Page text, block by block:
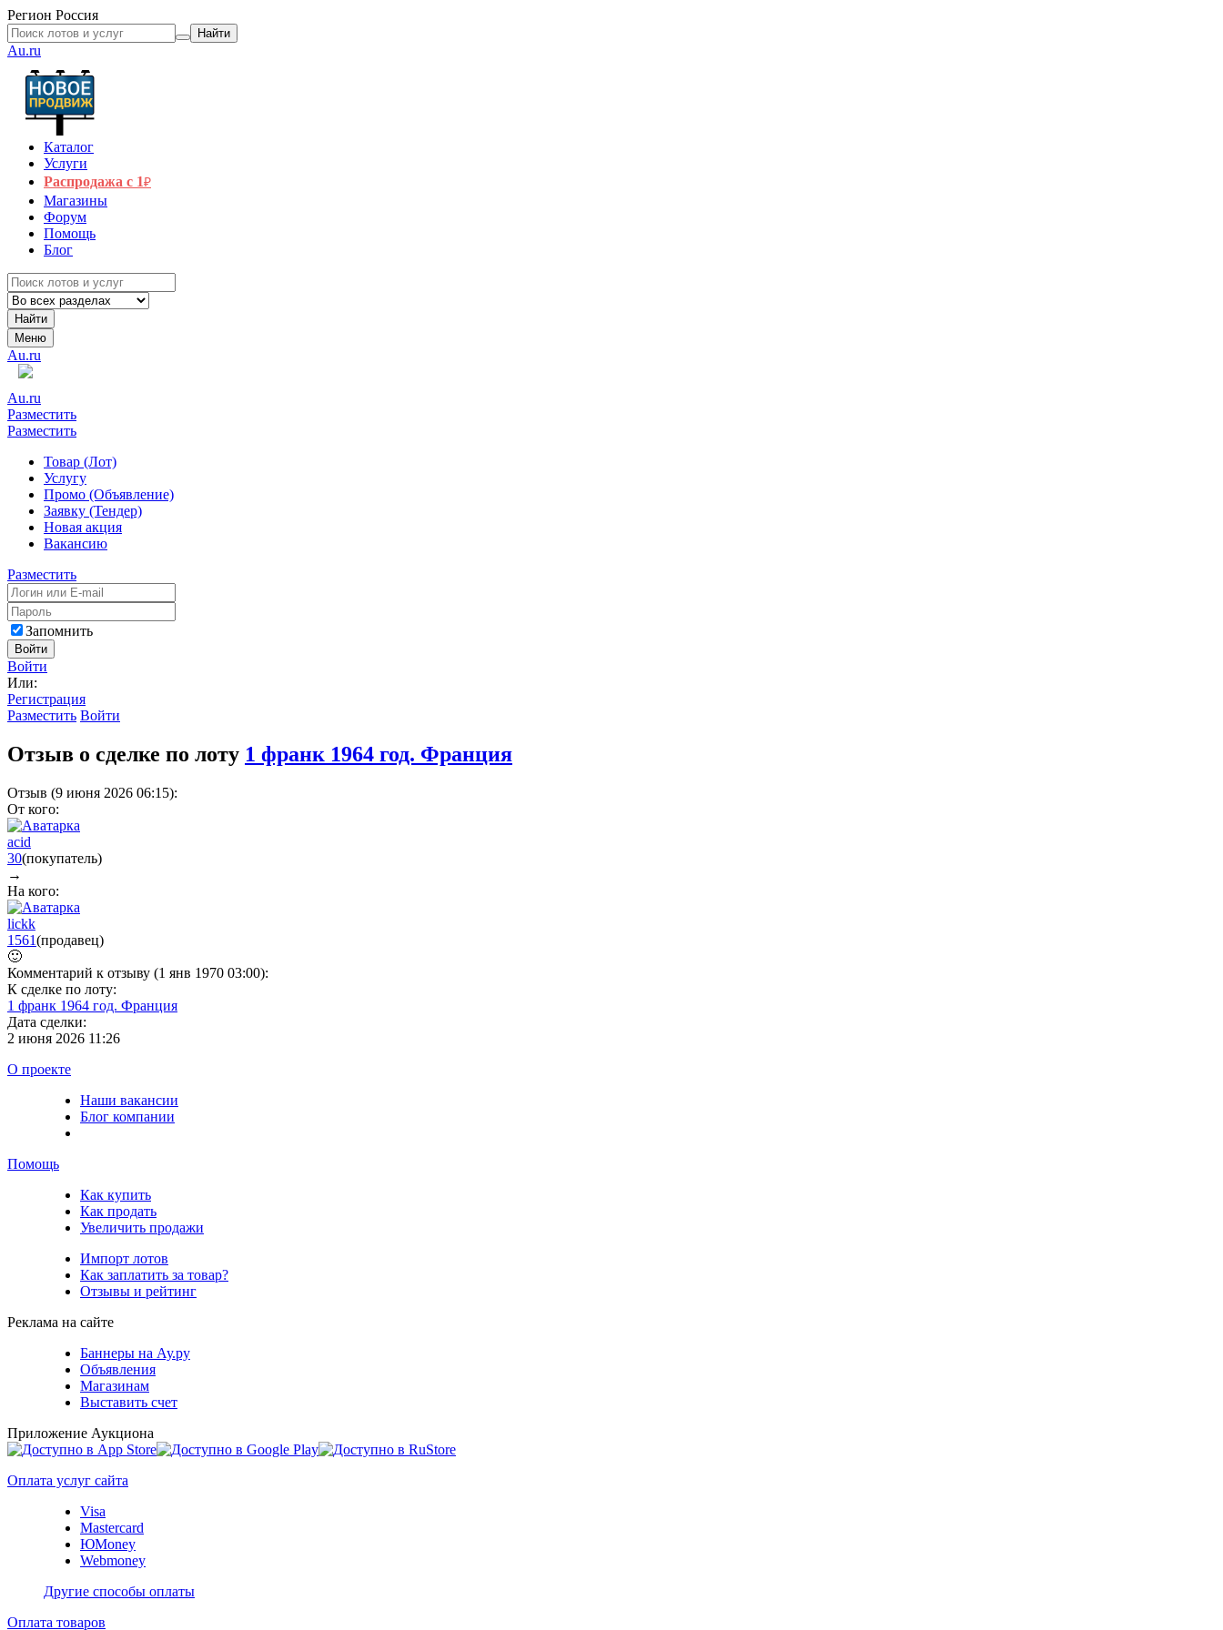
Регион Россия
Найти
Au.ru
Каталог
Услуги
Распродажа с 1₽
Магазины
Форум
Помощь
Блог
Найти
Меню
Au.ru
Au.ru
Разместить
Разместить
Товар (Лот)
Услугу
Промо (Объявление)
Заявку (Тендер)
Новая акция
Вакансию
Разместить
Запомнить
Войти
Войти
Или:
Регистрация
Разместить Войти
Отзыв о сделке по лоту 1 франк 1964 год. Франция
Отзыв (9 июня 2026 06:15):
От кого:
acid
30(покупатель)
→
На кого:
lickk
1561(продавец)
🙂
Комментарий к отзыву (1 янв 1970 03:00):
К сделке по лоту:
1 франк 1964 год. Франция
Дата сделки:
2 июня 2026 11:26
О проекте
Наши вакансии
Блог компании
Помощь
Как купить
Как продать
Увеличить продажи
Импорт лотов
Как заплатить за товар?
Отзывы и рейтинг
Реклама на сайте
Баннеры на Ау.ру
Объявления
Магазинам
Выставить счет
Приложение Аукциона
Оплата услуг сайта
Visa
Mastercard
ЮMoney
Webmoney
Другие способы оплаты
Оплата товаров